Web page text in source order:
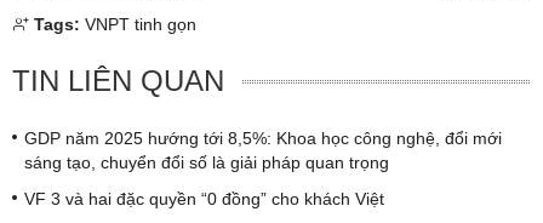
Tags: VNPT tinh gọn
TIN LIÊN QUAN
GDP năm 2025 hướng tới 8,5%: Khoa học công nghệ, đổi mới
sáng tạo, chuyển đổi số là giải pháp quan trọng
VF 3 và hai đặc quyền “0 đồng” cho khách Việt